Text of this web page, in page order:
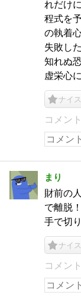
れだけ
程式を
の執着
失敗し
知れぬ
虚栄心
ナイス
コメン
まり
財前の
で離脱
手で切
ナイス
コメン